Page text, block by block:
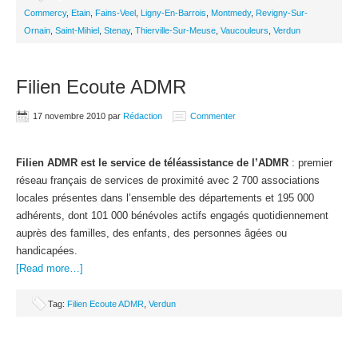
Commercy, Etain Fains-Veel Ligny-En-Barrois Montmedy, Revigny-Sur-
Ornain Saint-Mihiel Stenay, Thierville-Sur-Meuse Vaucouleurs Verdun
Filien Ecoute ADMR
17 novembre 2010 par Rédaction Commenter
Filien ADMR est le service de téléassistance de l’ADMR : premier
réseau français de services de proximité avec 2 700 associations
locales présentes dans l’ensemble des départements et 195 000
adhérents, dont 101 000 bénévoles actifs engagés quotidiennement
auprès des familles, des enfants, des personnes âgées ou
handicapées.
[Read more…]
Tag: Filien Ecoute ADMR Verdun